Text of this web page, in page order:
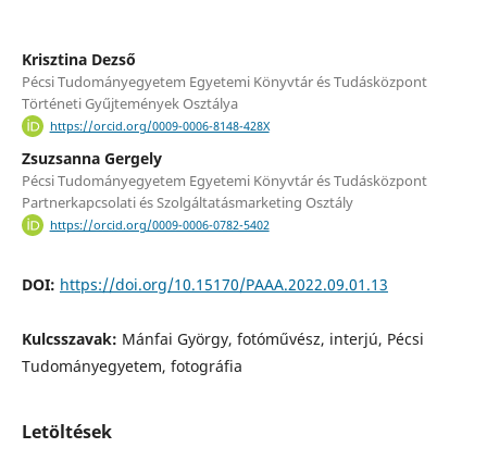
Krisztina Dezső
Pécsi Tudományegyetem Egyetemi Könyvtár és Tudásközpont
Történeti Gyűjtemények Osztálya
https://orcid.org/0009-0006-8148-428X
Zsuzsanna Gergely
Pécsi Tudományegyetem Egyetemi Könyvtár és Tudásközpont
Partnerkapcsolati és Szolgáltatásmarketing Osztály
https://orcid.org/0009-0006-0782-5402
DOI: https://doi.org/10.15170/PAAA.2022.09.01.13
Kulcsszavak: Mánfai György, fotóművész, interjú, Pécsi
Tudományegyetem, fotográfia
Letöltések